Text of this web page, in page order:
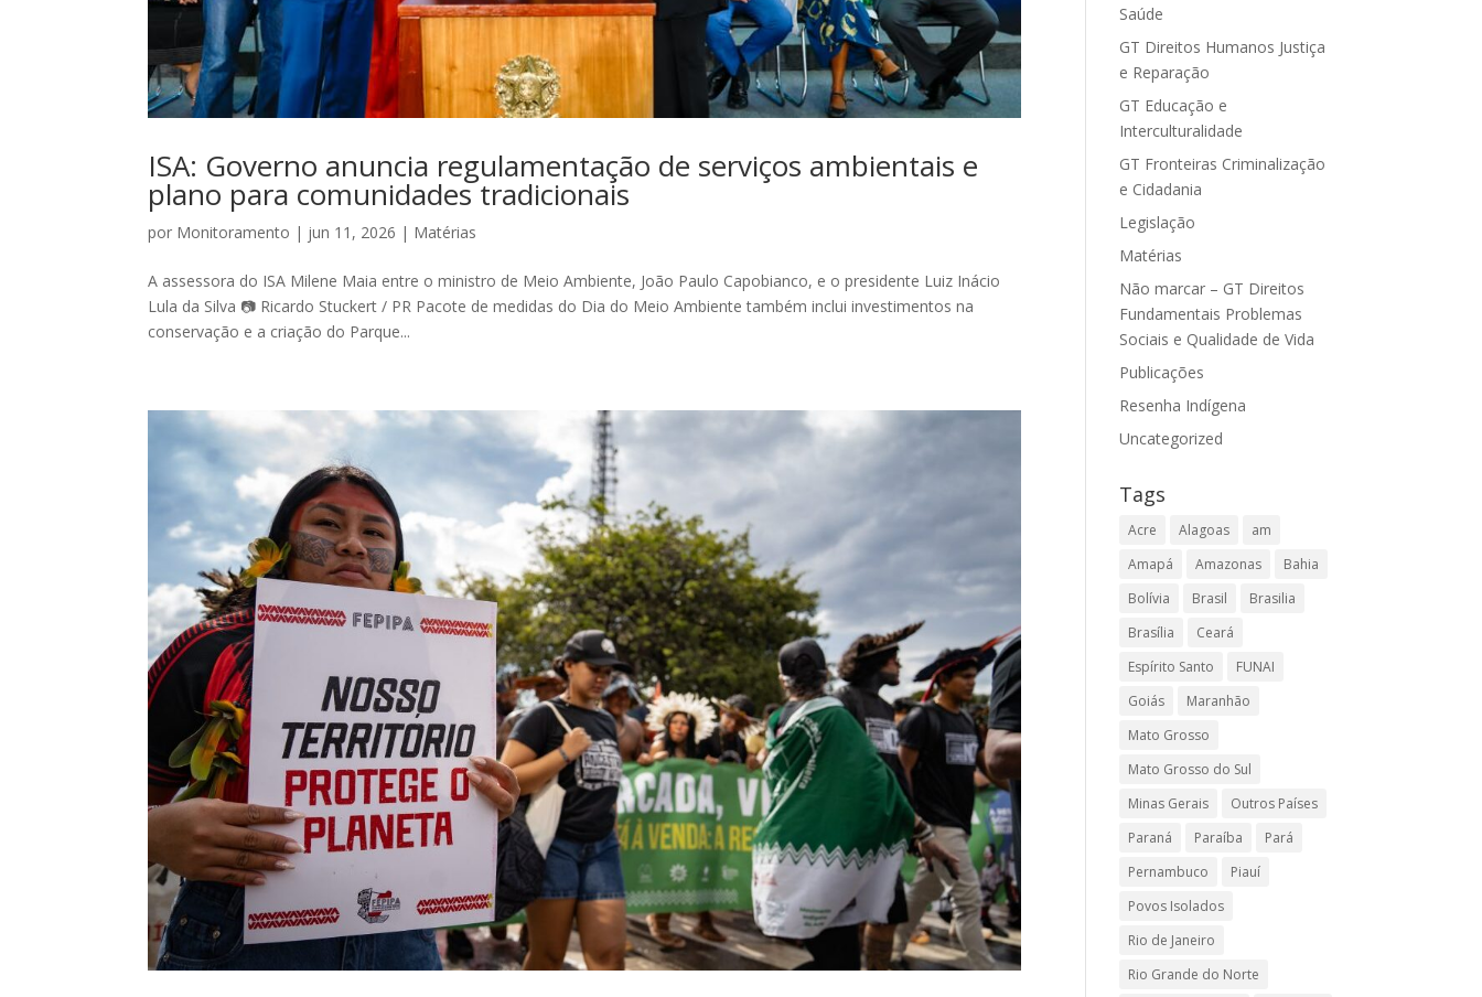
ISA: Governo anuncia regulamentação de serviços ambientais e
plano para comunidades tradicionais
por Monitoramento | jun 11, 2026 | Matérias
A assessora do ISA Milene Maia entre o ministro de Meio Ambiente, João Paulo Capobianco, e o presidente Luiz Inácio
Lula da Silva 📷 Ricardo Stuckert / PR Pacote de medidas do Dia do Meio Ambiente também inclui investimentos na
conservação e a criação do Parque...
Saúde
GT Direitos Humanos Justiça
e Reparação
GT Educação e
Interculturalidade
GT Fronteiras Criminalização
e Cidadania
Legislação
Matérias
Não marcar – GT Direitos
Fundamentais Problemas
Sociais e Qualidade de Vida
Publicações
Resenha Indígena
Uncategorized
Tags
Acre Alagoas
am
Amapá
Amazonas
Bahia
Bolívia
Brasil
Brasilia
Brasília
Ceará
Espírito Santo
FUNAI
Goiás
Maranhão
Mato Grosso
Mato Grosso do Sul
Minas Gerais
Outros Países
Paraná
Paraíba
Pará
Pernambuco
Piauí
Povos Isolados
Rio de Janeiro
Rio Grande do Norte